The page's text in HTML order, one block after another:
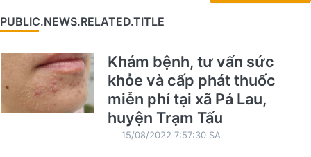
PUBLIC.NEWS.RELATED.TITLE
Khám bệnh, tư vấn sức
khỏe và cấp phát thuốc
miễn phí tại xã Pá Lau,
huyện Trạm Tấu
15/08/2022 7:57:30 SA